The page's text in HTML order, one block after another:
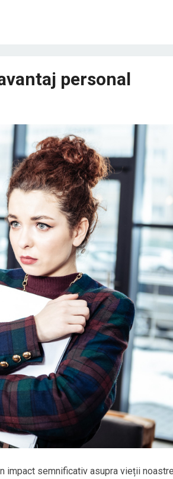
personal
impact semnificativ asupra vieții